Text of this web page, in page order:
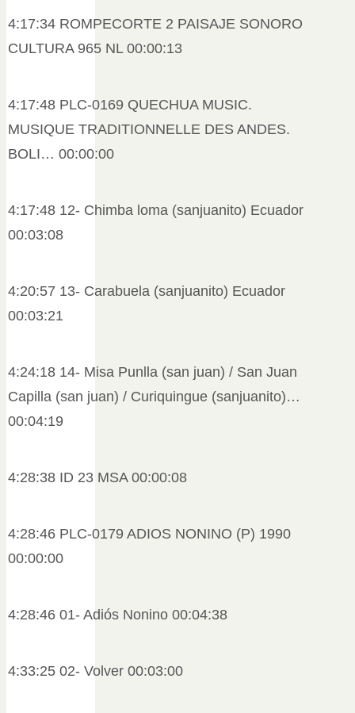
4:17:34 ROMPECORTE 2 PAISAJE SONORO
CULTURA 965 NL 00:00:13
4:17:48 PLC-0169 QUECHUA MUSIC.
MUSIQUE TRADITIONNELLE DES ANDES.
BOLI… 00:00:00
4:17:48 12- Chimba loma (sanjuanito) Ecuador
00:03:08
4:20:57 13- Carabuela (sanjuanito) Ecuador
00:03:21
4:24:18 14- Misa Punlla (san juan) / San Juan
Capilla (san juan) / Curiquingue (sanjuanito)…
00:04:19
4:28:38 ID 23 MSA 00:00:08
4:28:46 PLC-0179 ADIOS NONINO (P) 1990
00:00:00
4:28:46 01- Adiós Nonino 00:04:38
4:33:25 02- Volver 00:03:00